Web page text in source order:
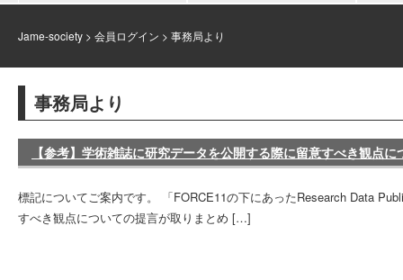
Jame-society > 会員ログイン > 事務局より
事務局より
【参考】学術雑誌に研究データを公開する際に留意すべき観点に
標記についてご案内です。 「FORCE11の下にあったResearch Data
すべき観点についての提言が取りまとめ […]